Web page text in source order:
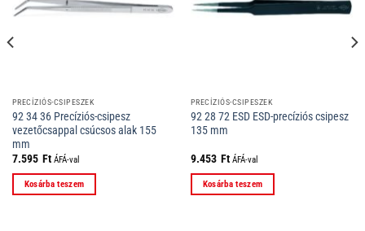
PRECÍZIÓS-CSIPESZEK
92 34 36 Precíziós-csipesz
vezetőcsappal csúcsos alak 155
mm
7.595 Ft ÁFÁ-val
Kosárba teszem
PRECÍZIÓS-CSIPESZEK
92 28 72 ESD ESD-precíziós csipesz
135 mm
9.453 Ft ÁFÁ-val
Kosárba teszem